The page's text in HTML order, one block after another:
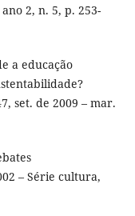
2, n. 5, p. 253-
a educação
set. de 2009 – mar.
– Série cultura,